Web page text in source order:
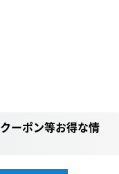
ーポン等お得な情